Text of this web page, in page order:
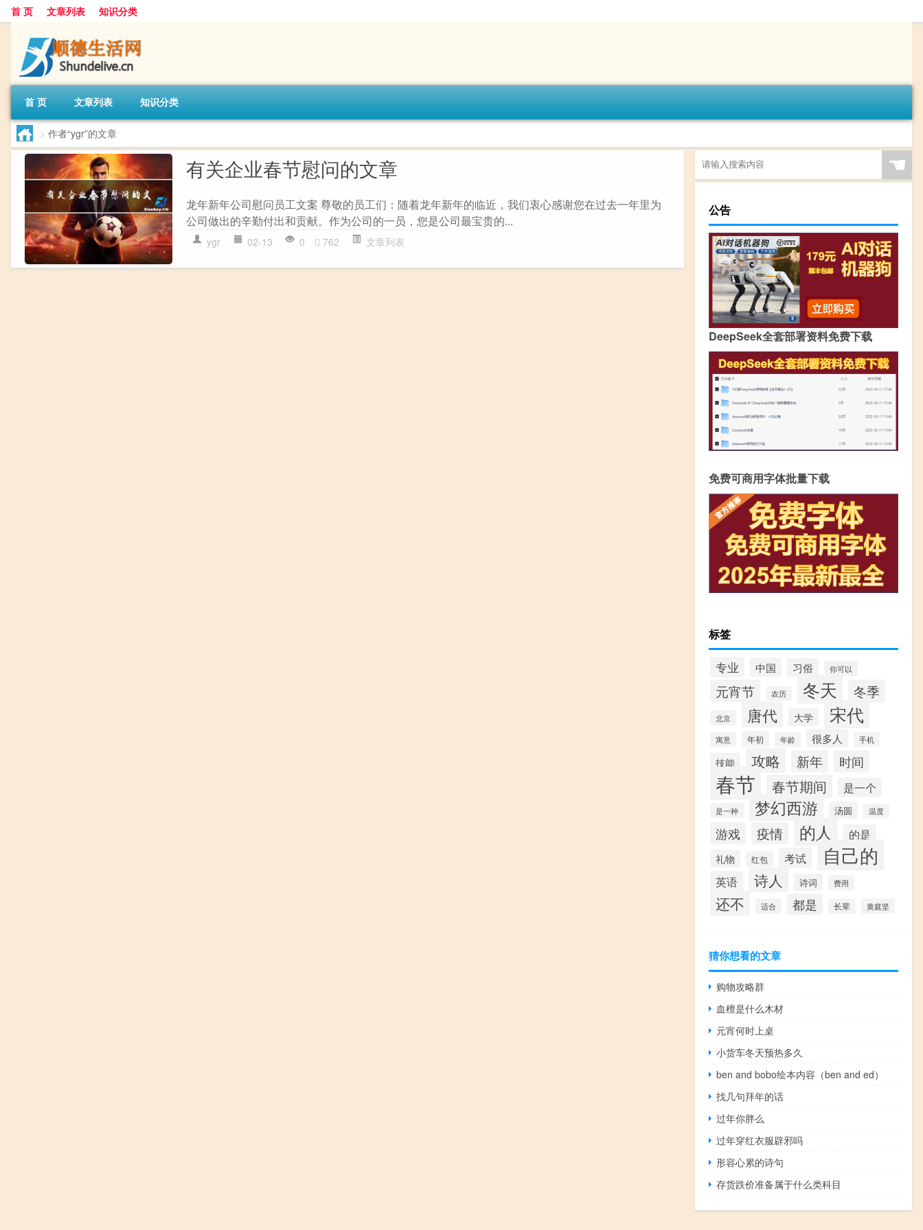
首 页 文章列表 知识分类
首 页 文章列表 知识分类
> 作者“ygr”的文章
有关企业春节慰问的文章
龙年新年公司慰问员工文案 尊敬的员工们：随着龙年新年的临近，我们衷心感谢您在过去一年里为
公司做出的辛勤付出和贡献。作为公司的一员，您是公司最宝贵的...
ygr 02-13 0 762 文章列表
☚
公告
DeepSeek全套部署资料免费下载
免费可商用字体批量下载
标签
专业 中国 习俗 你可以
元宵节 农历 冬天 冬季
北京 唐代 大学 宋代
寓意 年初 年龄 很多人 手机
技能 攻略 新年 时间
春节 春节期间 是一个
是一种 梦幻西游 汤圆 温度
游戏 疫情 的人 的是
礼物 红包 考试 自己的
英语 诗人 诗词 费用
还不 适合 都是 长辈 黄庭坚
猜你想看的文章
购物攻略群
血檀是什么木材
元宵何时上桌
小货车冬天预热多久
ben and bobo绘本内容（ben and ed）
找几句拜年的话
过年你胖么
过年穿红衣服辟邪吗
形容心累的诗句
存货跌价准备属于什么类科目